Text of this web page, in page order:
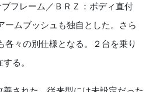
フレーム／ＢＲＺ：ボディ直付
ームブッシュも独自とした。さら
各々の別仕様となる。２台を乗り
る。